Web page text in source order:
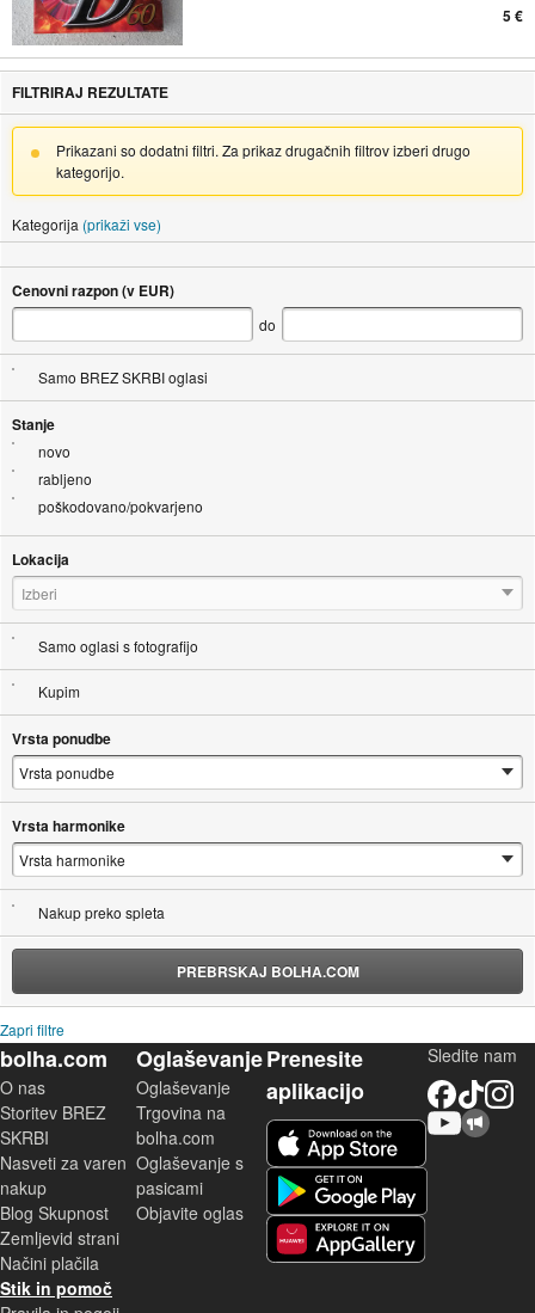
5 €
FILTRIRAJ REZULTATE
Prikazani so dodatni filtri. Za prikaz drugačnih filtrov izberi drugo
kategorijo.
Kategorija (prikaži vse)
Cenovni razpon (v EUR)
do
Samo BREZ SKRBI oglasi
Stanje
novo
rabljeno
poškodovano/pokvarjeno
Lokacija
Izberi
Samo oglasi s fotografijo
Kupim
Vrsta ponudbe
Vrsta harmonike
Nakup preko spleta
PREBRSKAJ BOLHA.COM
Zapri filtre
bolha.com
O nas
Storitev BREZ
SKRBI
Nasveti za varen
nakup
Blog Skupnost
Zemljevid strani
Načini plačila
Stik in pomoč
Oglaševanje
Oglaševanje
Trgovina na
bolha.com
Oglaševanje s
pasicami
Objavite oglas
Prenesite
aplikacijo
Sledite nam